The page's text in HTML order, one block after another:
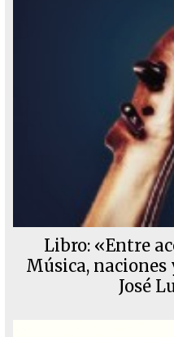
Libro: «Entre
Música,
José